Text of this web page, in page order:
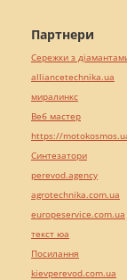
Партнери
Сережки з
alliancetechnika.ua
миралинкс
Веб мастер
https://
Синтезатори
perevod.agency
agrotechnika.com.ua
europeservice.com.ua
текст юа
Посилання
kievperevod.com.ua